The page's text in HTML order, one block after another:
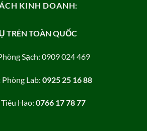
KINH DOANH:
TRÊN TOÀN QUỐC
Sạch: 0909 024 469
Lab: 0925 25 16 88
Hao: 0766 17 78 77